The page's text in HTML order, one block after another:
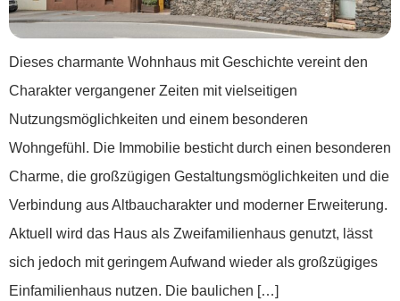
Dieses charmante Wohnhaus mit Geschichte vereint den
Charakter vergangener Zeiten mit vielseitigen
Nutzungsmöglichkeiten und einem besonderen
Wohngefühl. Die Immobilie besticht durch einen besonderen
Charme, die großzügigen Gestaltungsmöglichkeiten und die
Verbindung aus Altbaucharakter und moderner Erweiterung.
Aktuell wird das Haus als Zweifamilienhaus genutzt, lässt
sich jedoch mit geringem Aufwand wieder als großzügiges
Einfamilienhaus nutzen. Die baulichen […]